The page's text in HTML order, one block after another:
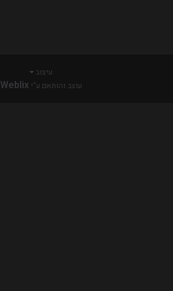
עיצוב
עוצב והותאם ע"יWeblix